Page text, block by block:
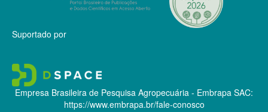
Suportado por
Empresa Brasileira de Pesquisa Agropecuária - Embrapa SAC:
https://www.embrapa.br/fale-conosco